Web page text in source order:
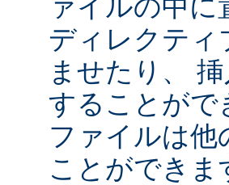
ァイルの中
ディレクティ
ませたり、
することがで
ファイルは他
ことができま